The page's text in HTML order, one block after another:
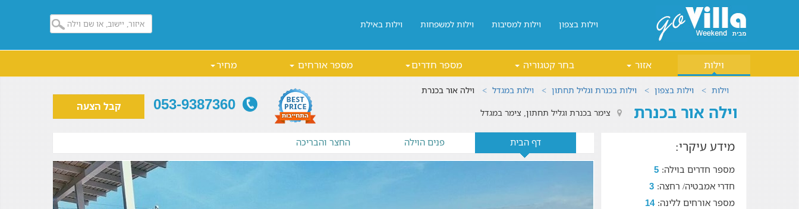
וילות בצפון וילות למסיבות וילות למשפחות וילות באילת
וילות אזור בחר קטגוריה מספר חדרים מספר אורחים מחיר
וילות וילות בצפון וילות בכנרת וגליל תחתון וילות במגדל וילה אור בכנרת
וילה אור בכנרת צימר בכנרת וגליל תחתון, צימר במגדל קבל הצעה 053-9387360
מידע עיקרי:
מספר חדרים בוילה: 5
חדרי אמבטיה/ רחצה: 3
מספר אורחים ללינה: 14
דף הבית פנים הוילה החצר והבריכה